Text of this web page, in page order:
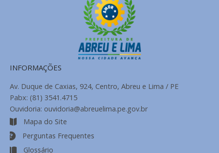
INFORMAÇÕES
Av. Duque de Caxias, 924, Centro, Abreu e Lima / PE
Pabx: (81) 3541.4715
Ouvidoria: ouvidoria@abreuelima.pe.gov.br
Mapa do Site
Perguntas Frequentes
Glossário